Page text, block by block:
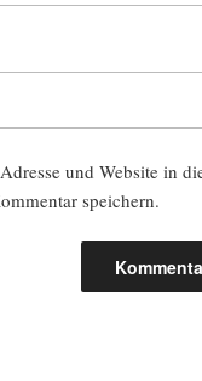
und Website in
speichern.